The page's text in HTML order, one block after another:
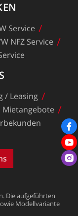
Service
NFZ Service
/ Leasing
Mietangebote
Dieaufgeführten
Modellvariante